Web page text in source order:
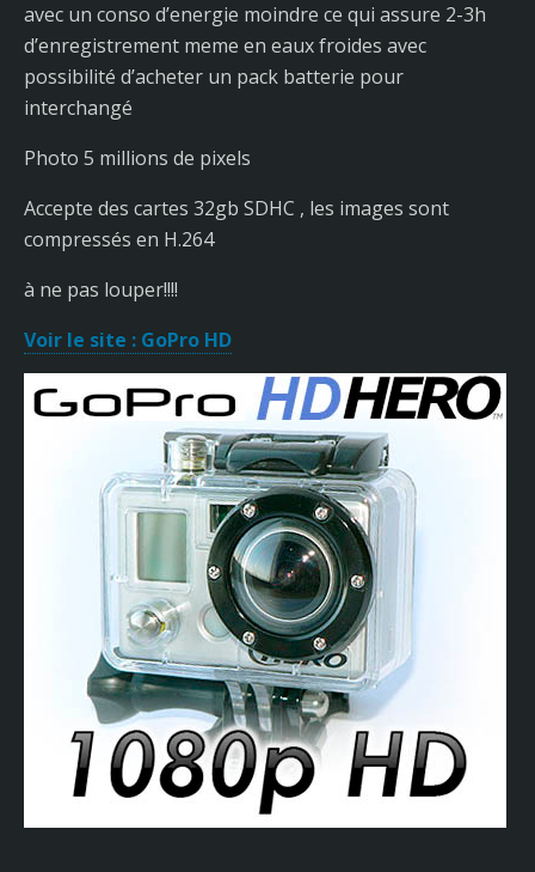
avec un conso d’energie moindre ce qui assure 2-3h
d’enregistrement meme en eaux froides avec
possibilité d’acheter un pack batterie pour
interchangé
Photo 5 millions de pixels
Accepte des cartes 32gb SDHC , les images sont
compressés en H.264
à ne pas louper!!!!
Voir le site : GoPro HD